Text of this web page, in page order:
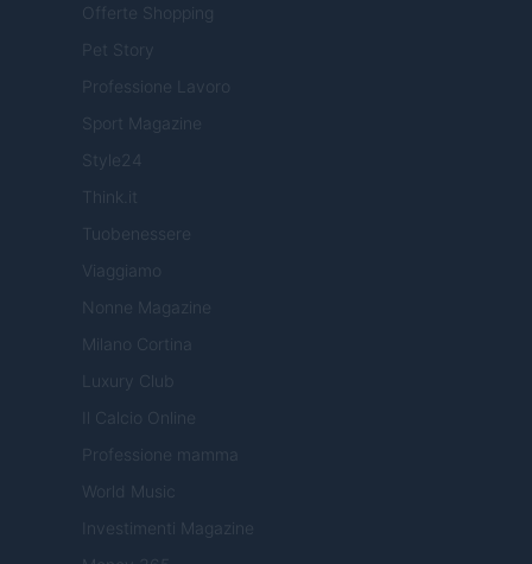
Offerte Shopping
Pet Story
Professione Lavoro
Sport Magazine
Style24
Think.it
Tuobenessere
Viaggiamo
Nonne Magazine
Milano Cortina
Luxury Club
Il Calcio Online
Professione mamma
World Music
Investimenti Magazine